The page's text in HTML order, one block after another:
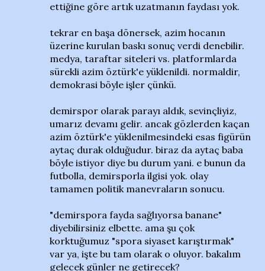
ettiğine göre artık uzatmanın faydası yok.
tekrar en başa dönersek, azim hocanın
üzerine kurulan baskı sonuç verdi denebilir.
medya, taraftar siteleri vs. platformlarda
sürekli azim öztürk'e yüklenildi. normaldir,
demokrasi böyle işler çünkü.
demirspor olarak parayı aldık, sevinçliyiz,
umarız devamı gelir. ancak gözlerden kaçan
azim öztürk'e yüklenilmesindeki esas figürün
aytaç durak olduğudur. biraz da aytaç baba
böyle istiyor diye bu durum yani. e bunun da
futbolla, demirsporla ilgisi yok. olay
tamamen politik manevraların sonucu.
"demirspora fayda sağlıyorsa banane"
diyebilirsiniz elbette. ama şu çok
korktuğumuz "spora siyaset karıştırmak"
var ya, işte bu tam olarak o oluyor. bakalım
gelecek günler ne getirecek?